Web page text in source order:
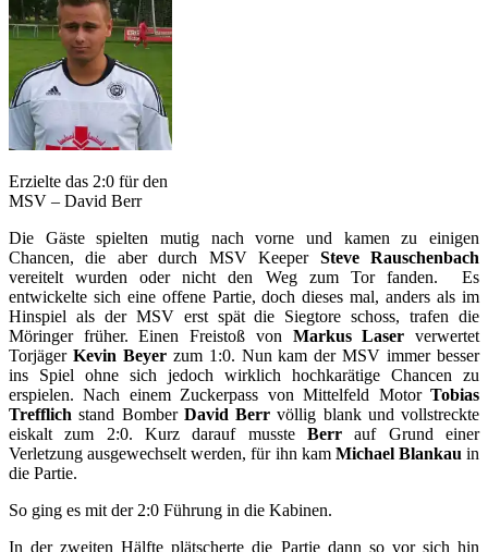
Erzielte das 2:0 für den
MSV – David Berr
Die Gäste spielten mutig nach vorne und kamen zu einigen
Chancen, die aber durch MSV Keeper Steve Rauschenbach
vereitelt wurden oder nicht den Weg zum Tor fanden. Es
entwickelte sich eine offene Partie, doch dieses mal, anders als im
Hinspiel als der MSV erst spät die Siegtore schoss, trafen die
Möringer früher. Einen Freistoß von Markus Laser verwertet
Torjäger Kevin Beyerzum 1:0. Nun kam der MSV immer besser
ins Spiel ohne sich jedoch wirklich hochkarätige Chancen zu
erspielen. Nach einem Zuckerpass von Mittelfeld Motor Tobias
Trefflich stand Bomber David Berr völlig blank und vollstreckte
eiskalt zum 2:0. Kurz darauf musste Berr auf Grund einer
Verletzung ausgewechselt werden, für ihn kam Michael Blankau in
die Partie.
So ging es mit der 2:0 Führung in die Kabinen.
In der zweiten Hälfte plätscherte die Partie dann so vor sich hin